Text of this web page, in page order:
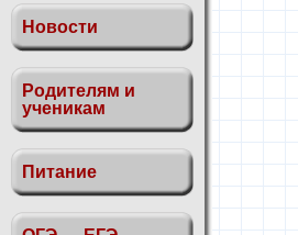
Новости
Родителям и
ученикам
Питание